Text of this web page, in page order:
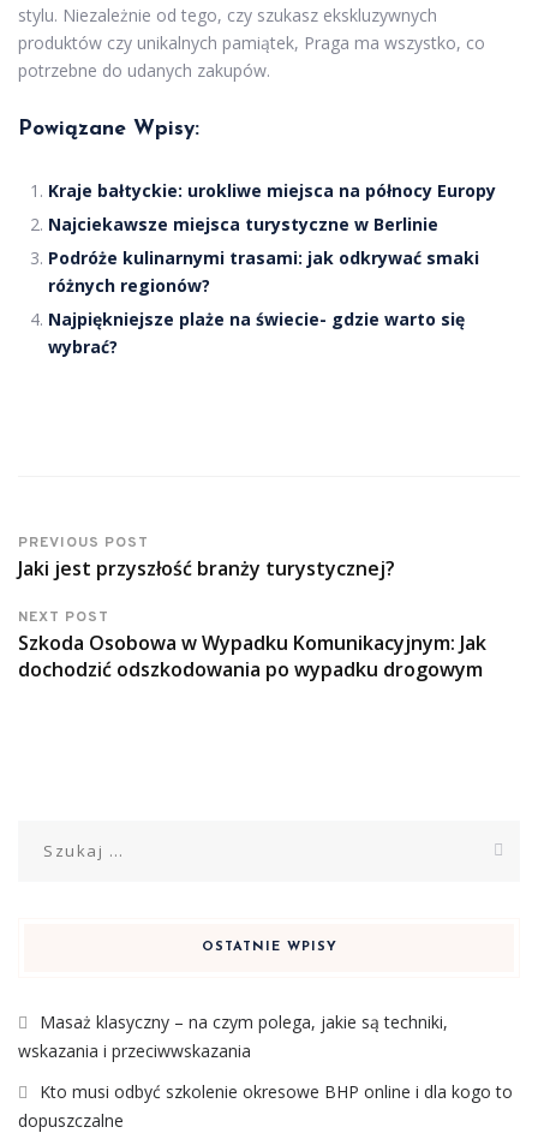
stylu. Niezależnie od tego, czy szukasz ekskluzywnych
produktów czy unikalnych pamiątek, Praga ma wszystko, co
potrzebne do udanych zakupów.
Powiązane Wpisy:
Kraje bałtyckie: urokliwe miejsca na północy Europy
Najciekawsze miejsca turystyczne w Berlinie
Podróże kulinarnymi trasami: jak odkrywać smaki
różnych regionów?
Najpiękniejsze plaże na świecie- gdzie warto się
wybrać?
PREVIOUS POST
Jaki jest przyszłość branży turystycznej?
NEXT POST
Szkoda Osobowa w Wypadku Komunikacyjnym: Jak
dochodzić odszkodowania po wypadku drogowym
OSTATNIE WPISY
Masaż klasyczny – na czym polega, jakie są techniki,
wskazania i przeciwwskazania
Kto musi odbyć szkolenie okresowe BHP online i dla kogo to
dopuszczalne